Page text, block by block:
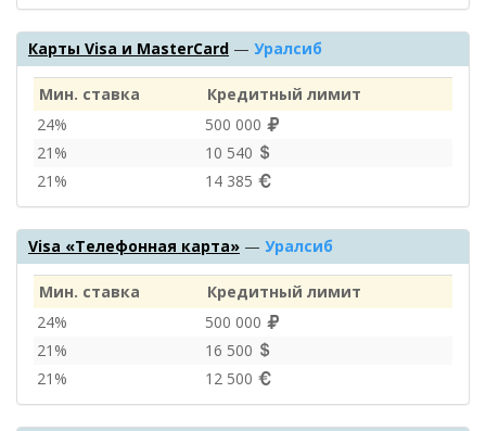
Карты Visa и MasterCard — Уралсиб
Мин. ставка
Кредитный лимит
24%
500 000
21%
10 540
21%
14 385
Visa «Телефонная карта» — Уралсиб
Мин. ставка
Кредитный лимит
24%
500 000
21%
16 500
21%
12 500